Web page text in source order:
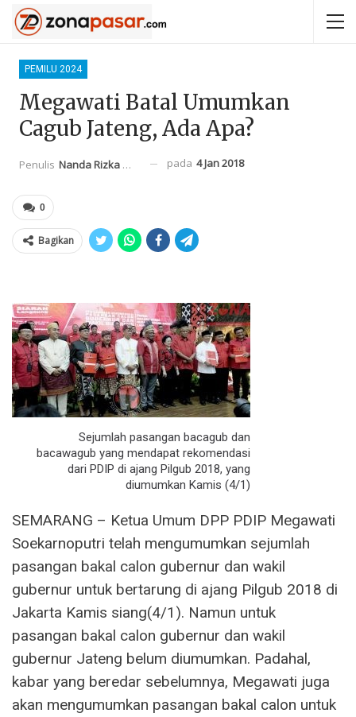
PEMILU 2024
Megawati Batal Umumkan
Cagub Jateng, Ada Apa?
Penulis Nanda Rizka Mahendra pada 4 Jan 2018
0
Bagikan
Sejumlah pasangan bacagub dan
bacawagub yang mendapat rekomendasi
dari PDIP di ajang Pilgub 2018, yang
diumumkan Kamis (4/1)
SEMARANG – Ketua Umum DPP PDIP Megawati
Soekarnoputri telah mengumumkan sejumlah
pasangan bakal calon gubernur dan wakil
gubernur untuk bertarung di ajang Pilgub 2018 di
Jakarta Kamis siang(4/1). Namun untuk
pasangan bakal calon gubernur dan wakil
gubernur Jateng belum diumumkan. Padahal,
kabar yang beredar sebelumnya, Megawati juga
akan mengumumkan pasangan bakal calon untuk